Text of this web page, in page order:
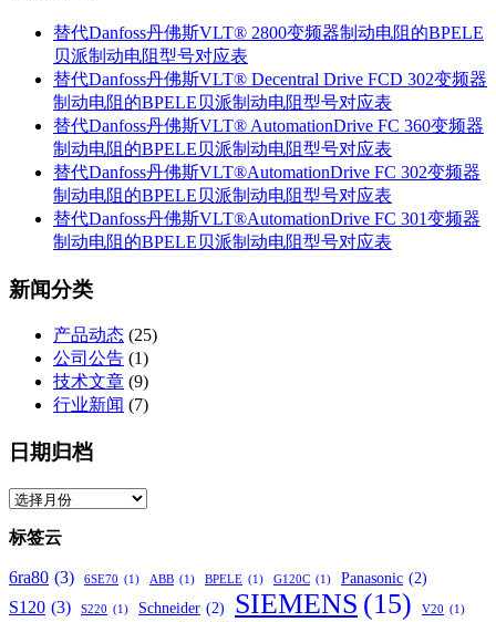
应
表
阻、
电
抗
器
和
滤
波
器
的
BPELE
派
型
号
对
替代Danfoss丹佛斯VLT® 2800变频器制动电阻的BPELE
贝派制动电阻型号对应表
替代Danfoss丹佛斯VLT® Decentral Drive FCD 302变频器
制动电阻的BPELE贝派制动电阻型号对应表
替代Danfoss丹佛斯VLT® AutomationDrive FC 360变频器
制动电阻的BPELE贝派制动电阻型号对应表
替代Danfoss丹佛斯VLT®AutomationDrive FC 302变频器
制动电阻的BPELE贝派制动电阻型号对应表
替代Danfoss丹佛斯VLT®AutomationDrive FC 301变频器
制动电阻的BPELE贝派制动电阻型号对应表
新闻分类
产品动态 (25)
公司公告 (1)
技术文章 (9)
行业新闻 (7)
日期归档
日
归
档
标签云
6ra80 (3) 6SE70 (1) ABB (1) BPELE (1) G120C (1) Panasonic (2)
S120 (3) S220 (1) Schneider (2) SIEMENS (15) V20 (1)